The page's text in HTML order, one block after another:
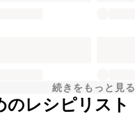
続きをもっと見る
のレシピリスト